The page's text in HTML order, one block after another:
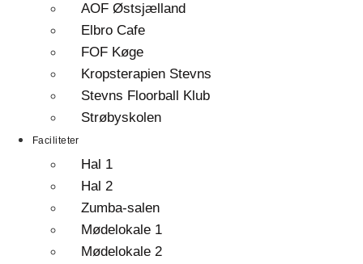
AOF Østsjælland
Elbro Cafe
FOF Køge
Kropsterapien Stevns
Stevns Floorball Klub
Strøbyskolen
Faciliteter
Hal 1
Hal 2
Zumba-salen
Mødelokale 1
Mødelokale 2